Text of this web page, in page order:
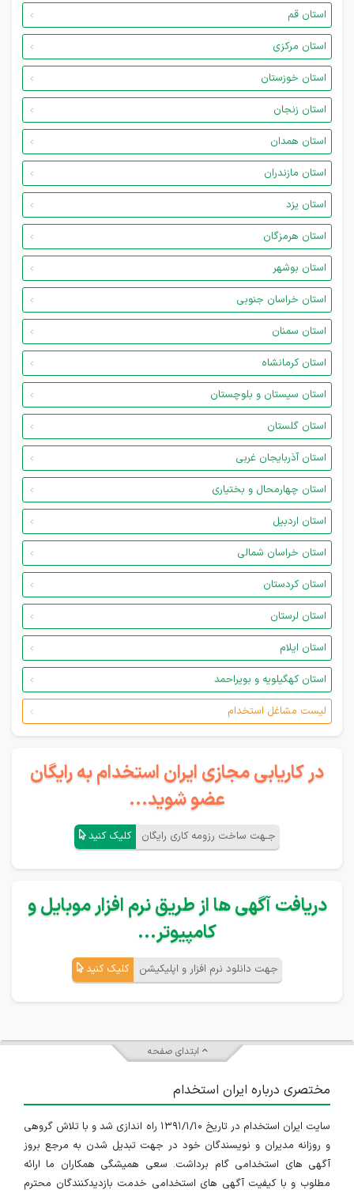
استان قم
استان مرکزی
استان خوزستان
استان زنجان
استان همدان
استان مازندران
استان یزد
استان هرمزگان
استان بوشهر
استان خراسان جنوبی
استان سمنان
استان کرمانشاه
استان سیستان و بلوچستان
استان گلستان
استان آذربایجان غربی
استان چهارمحال و بختیاری
استان اردبیل
استان خراسان شمالی
استان کردستان
استان لرستان
استان ایلام
استان کهگیلویه و بویراحمد
لیست مشاغل استخدام
در کاریابی مجازی ایران استخدام به رایگان
عضو شوید...
جـهت ساخت رزومه کاری رایگان کلیک کنید
دریافت آگهی ها از طریق نرم افزار موبایل و
کامپیوتر...
جهت دانلود نرم افزار و اپلیکیشن کلیک کنید
ابتدای صفحه
مختصری درباره ایران استخدام
سایت ایران استخدام در تاریخ ۱۳۹۱/۱/۱۰ راه اندازی شد و با تلاش گروهی
و روزانه مدیران و نویسندگان خود در جهت تبدیل شدن به مرجع بروز
آگهی های استخدامی گام برداشت. سعی همیشگی همکاران ما ارائه
مطلوب و با کیفیت آگهی های استخدامی خدمت بازدیدکنندگان محترم